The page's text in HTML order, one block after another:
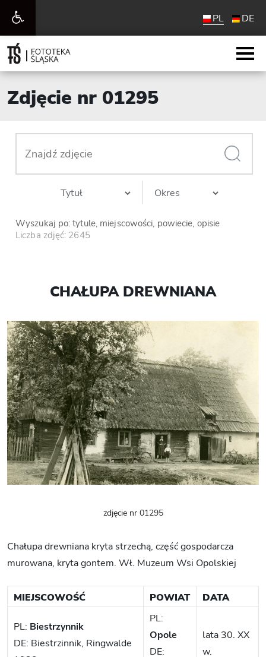
Otwórz
pasek
narzędzi
PL DE
Zdjęcie nr 01295
Wyszukaj po: tytule, miejscowości, powiecie, opisie
Liczba zdjęć: 2645
CHAŁUPA DREWNIANA
zdjęcie nr 01295
Chałupa drewniana kryta strzechą, część gospodarcza
murowana, kryta gontem. Wł. Muzeum Wsi Opolskiej
MIEJSCOWOŚĆ POWIAT DATA
PL: Biestrzynnik
DE: Biestrzinnik, Ringwalde
PL:
Opole
DE:
lata 30. XX
w.